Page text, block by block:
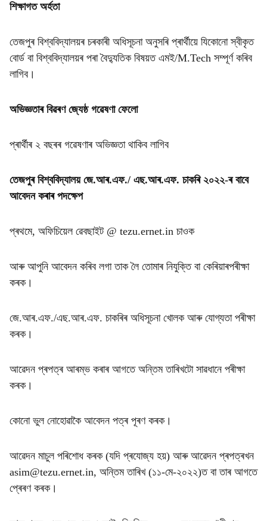
শিক্ষাগত অৰ্হতা
তেজপুৰ বিশ্ববিদ্যালয়ৰ চৰকাৰী অধিসূচনা অনুসৰি প্ৰাৰ্থীয়ে যিকোনো স্বীকৃত
বোৰ্ড বা বিশ্ববিদ্যালয়ৰ পৰা বৈদ্যুতিক বিষয়ত এমই/M.Tech সম্পূৰ্ণ কৰিব
লাগিব।
অভিজ্ঞতাৰ বিৱৰণ জ্যেষ্ঠ গৱেষণা ফেলো
প্ৰাৰ্থীৰ ২ বছৰৰ গৱেষণাৰ অভিজ্ঞতা থাকিব লাগিব
তেজপুৰ বিশ্ববিদ্যালয় জে.আৰ.এফ./ এছ.আৰ.এফ. চাকৰি ২০২২-ৰ বাবে
আবেদন কৰাৰ পদক্ষেপ
প্ৰথমে, অফিচিয়েল ৱেবছাইট @ tezu.ernet.in চাওক
আৰু আপুনি আবেদন কৰিব লগা তাক লৈ তোমাৰ নিযুক্তি বা কেৰিয়াৰপৰীক্ষা
কৰক।
জে.আৰ.এফ./এছ.আৰ.এফ. চাকৰিৰ অধিসূচনা খোলক আৰু যোগ্যতা পৰীক্ষা
কৰক।
আৱেদন প্ৰপত্ৰ আৰম্ভ কৰাৰ আগতে অন্তিম তাৰিখটো সাৱধানে পৰীক্ষা
কৰক।
কোনো ভুল নোহোৱাকৈ আবেদন পত্ৰ পূৰণ কৰক।
আৱেদন মাচুল পৰিশোধ কৰক (যদি প্ৰযোজ্য হয়) আৰু আৱেদন প্ৰপত্ৰখন
asim@tezu.ernet.in, অন্তিম তাৰিখ (১১-মে-২০২২)ত বা তাৰ আগতে
প্ৰেৰণ কৰক।